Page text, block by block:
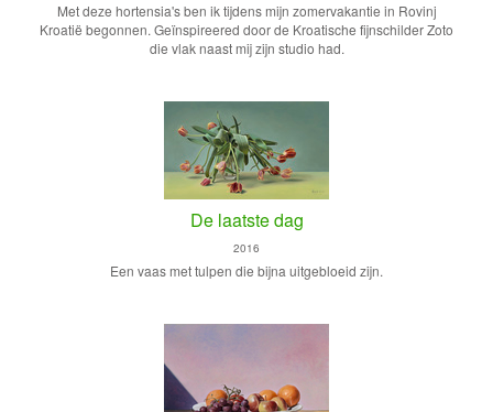
Met deze hortensia's ben ik tijdens mijn zomervakantie in Rovinj
Kroatië begonnen. Geïnspireered door de Kroatische fijnschilder Zoto
die vlak naast mij zijn studio had.
De laatste dag
2016
Een vaas met tulpen die bijna uitgebloeid zijn.